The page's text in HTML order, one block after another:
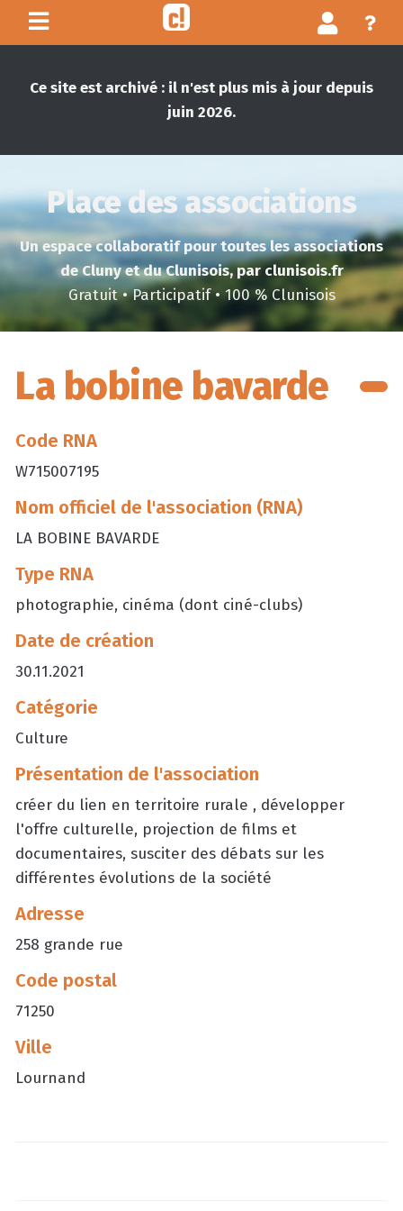
Ce site est archivé : il n'est plus mis à jour depuis
juin 2026.
Place des associations
Un espace collaboratif pour toutes les associations
de Cluny et du Clunisois, par clunisois.fr
Gratuit • Participatif • 100 % Clunisois
La bobine bavarde
Code RNA
W715007195
Nom officiel de l'association (RNA)
LA BOBINE BAVARDE
Type RNA
photographie, cinéma (dont ciné-clubs)
Date de création
30.11.2021
Catégorie
Culture
Présentation de l'association
créer du lien en territoire rurale , développer
l'offre culturelle, projection de films et
documentaires, susciter des débats sur les
différentes évolutions de la société
Adresse
258 grande rue
Code postal
71250
Ville
Lournand